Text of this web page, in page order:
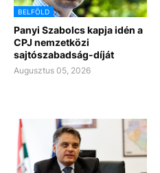
BELFÖLD
Panyi Szabolcs kapja idén a
CPJ nemzetközi
sajtószabadság-díját
Augusztus 05, 2026